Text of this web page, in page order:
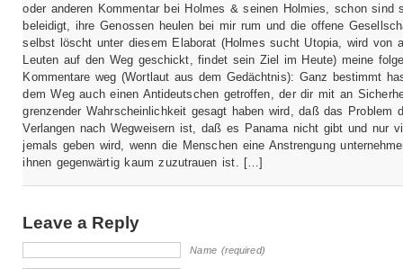
oder anderen Kommentar bei Holmes & seinen Holmies, schon sind
beleidigt, ihre Genossen heulen bei mir rum und die offene
selbst löscht unter diesem Elaborat (Holmes sucht Utopia, wird von
Leuten auf den Weg geschickt, findet sein Ziel im Heute) meine
Kommentare weg (Wortlaut aus dem Gedächtnis): Ganz bestimmt
dem Weg auch einen Antideutschen getroffen, der dir mit an
grenzender Wahrscheinlichkeit gesagt haben wird, daß das Problem
Verlangen nach Wegweisern ist, daß es Panama nicht gibt und nur
jemals geben wird, wenn die Menschen eine Anstrengung
ihnen gegenwärtig kaum zuzutrauen ist. […]
Leave a Reply
Name (required)